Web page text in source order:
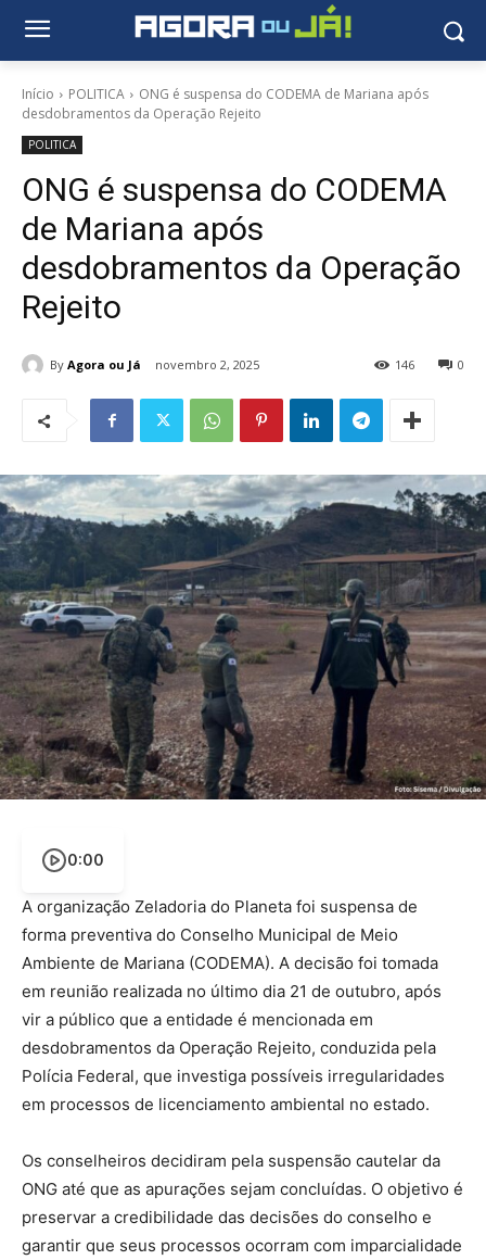
Início POLITICA
ONG é suspensa do CODEMA de Mariana após
desdobramentos da Operação Rejeito
POLITICA
ONG é suspensa do CODEMA
de Mariana após
desdobramentos da Operação
Rejeito
By Agora ou Já novembro 2, 2025 0
146
0:00
A organização Zeladoria do Planeta foi suspensa de
forma preventiva do Conselho Municipal de Meio
Ambiente de Mariana (CODEMA). A decisão foi tomada
em reunião realizada no último dia 21 de outubro, após
vir a público que a entidade é mencionada em
desdobramentos da Operação Rejeito, conduzida pela
Polícia Federal, que investiga possíveis irregularidades
em processos de licenciamento ambiental no estado.
Os conselheiros decidiram pela suspensão cautelar da
ONG até que as apurações sejam concluídas. O objetivo é
preservar a credibilidade das decisões do conselho e
garantir que seus processos ocorram com imparcialidade